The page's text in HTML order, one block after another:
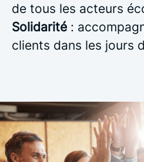
de tous les acteurs
Solidarité :
clients dans les jours